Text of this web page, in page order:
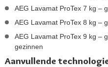
AEG Lavamat ProTex 7 kg –
AEG Lavamat ProTex 8 kg –
AEG Lavamat ProTex 9 kg –
gezinnen
Aanvullende